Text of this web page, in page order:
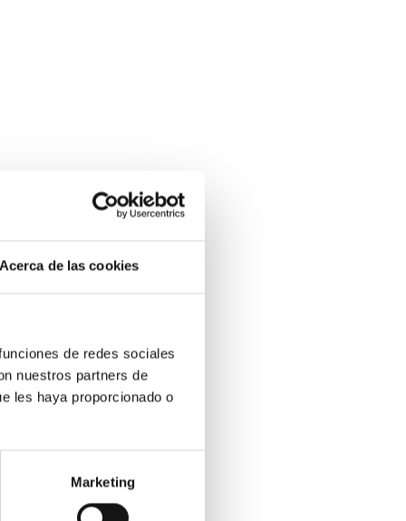
Acerca de las cookies
de redes sociales
nuestros partners de
les haya proporcionado o
Marketing